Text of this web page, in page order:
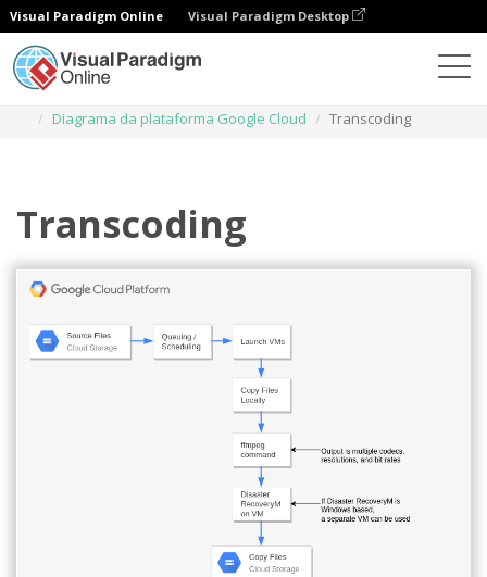
Visual Paradigm Online Visual Paradigm Desktop
Diagrama da plataforma Google Cloud
Transcoding
Transcoding